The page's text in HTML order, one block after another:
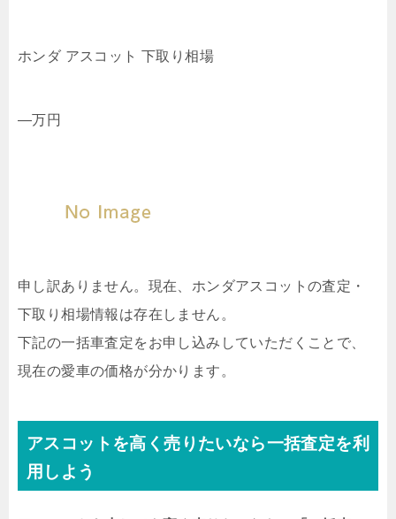
ホンダ アスコット 下取り相場
—万円
申し訳ありません。現在、ホンダアスコットの査定・
下取り相場情報は存在しません。
下記の一括車査定をお申し込みしていただくことで、
現在の愛車の価格が分かります。
アスコットを高く売りたいなら一括査定を利
用しよう